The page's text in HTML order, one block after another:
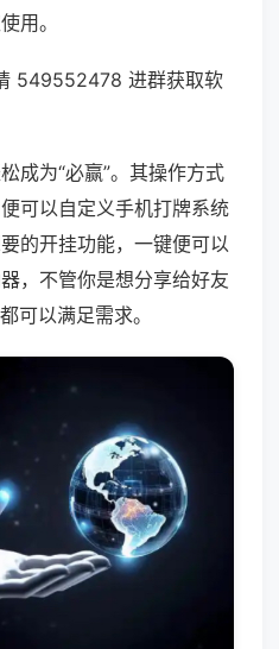
用。
549552478 进群获取软
成为“必赢”。其操作方式
可以自定义手机打牌系统
的开挂功能，一键便可以
，不管你是想分享给好友
可以满足需求。